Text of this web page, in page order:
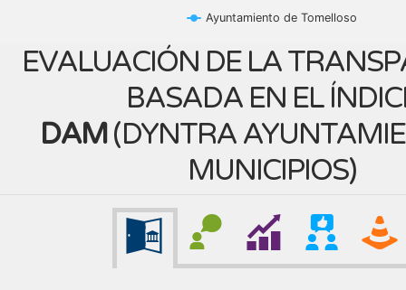
Ayuntamiento de Tomelloso
EVALUACIÓN DE LA
BASADA EN EL
DAM(DYNTRA
MUNICIPIOS)